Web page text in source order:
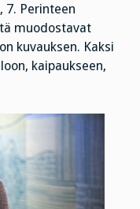
7. Perinteen
muodostavat
kuvauksen. Kaksi
kaipaukseen,